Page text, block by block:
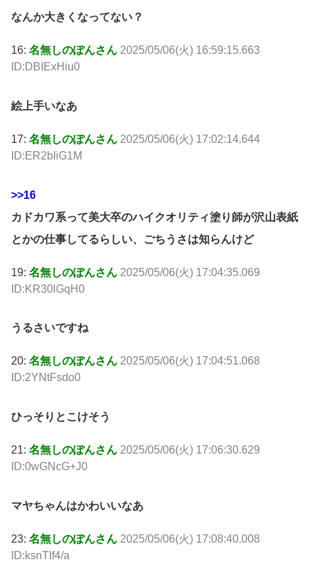
なんか大きくなってない？
16: 名無しのぽんさん 2025/05/06(火) 16:59:15.663
ID:DBIExHiu0
絵上手いなあ
17: 名無しのぽんさん 2025/05/06(火) 17:02:14.644
ID:ER2bIiG1M
>>16
カドカワ系って美大卒のハイクオリティ塗り師が沢山表紙
とかの仕事してるらしい、ごちうさは知らんけど
19: 名無しのぽんさん 2025/05/06(火) 17:04:35.069
ID:KR30lGqH0
うるさいですね
20: 名無しのぽんさん 2025/05/06(火) 17:04:51.068
ID:2YNtFsdo0
ひっそりとこけそう
21: 名無しのぽんさん 2025/05/06(火) 17:06:30.629
ID:0wGNcG+J0
マヤちゃんはかわいいなあ
23: 名無しのぽんさん 2025/05/06(火) 17:08:40.008
ID:ksnTIf4/a